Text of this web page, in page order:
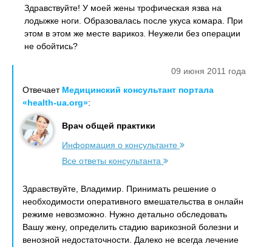
Здравствуйте! У моей жены трофическая язва на
лодыжке ноги. Образовалась после укуса комара. При
этом в этом же месте варикоз. Неужели без операции
не обойтись?
09 июня 2011 года
Отвечает Медицинский консультант портала
«health-ua.org»:
Врач общей практики
Информация о консультанте
Все ответы консультанта
Здравствуйте, Владимир. Принимать решение о
необходимости оперативного вмешательства в онлайн
режиме невозможно. Нужно детально обследовать
Вашу жену, определить стадию варикозной болезни и
венозной недостаточности. Далеко не всегда лечение